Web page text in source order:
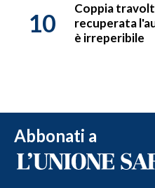
10
Coppia
recuperata
è irreperibile
Abbonati a